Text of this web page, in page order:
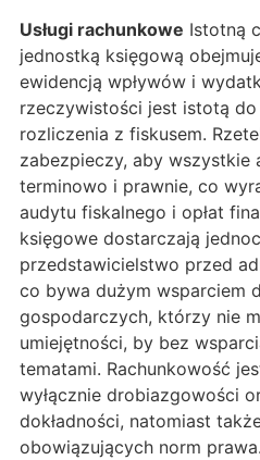
Usługi rachunkowe Istotną
jednostką księgową
ewidencją wpływów i
rzeczywistości jest istotą
rozliczenia z fiskusem.
zabezpieczy, aby wszystkie
terminowo i prawnie, co
audytu fiskalnego i opłat
księgowe dostarczają
przedstawicielstwo przed
co bywa dużym wsparciem
gospodarczych, którzy nie
umiejętności, by bez
tematami. Rachunkowość
wyłącznie drobiazgowości
dokładności, natomiast
obowiązujących norm